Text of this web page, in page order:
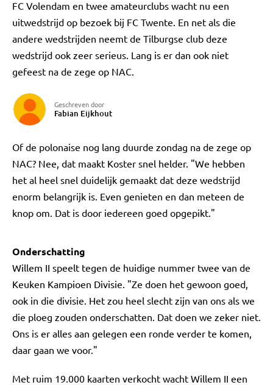
FC Volendam en twee amateurclubs wacht nu een
uitwedstrijd op bezoek bij FC Twente. En net als die
andere wedstrijden neemt de Tilburgse club deze
wedstrijd ook zeer serieus. Lang is er dan ook niet
gefeest na de zege op NAC.
Geschreven door
Fabian Eijkhout
Of de polonaise nog lang duurde zondag na de zege op
NAC? Nee, dat maakt Koster snel helder. "We hebben
het al heel snel duidelijk gemaakt dat deze wedstrijd
enorm belangrijk is. Even genieten en dan meteen de
knop om. Dat is door iedereen goed opgepikt."
Onderschatting
Willem II speelt tegen de huidige nummer twee van de
Keuken Kampioen Divisie. "Ze doen het gewoon goed,
ook in die divisie. Het zou heel slecht zijn van ons als we
die ploeg zouden onderschatten. Dat doen we zeker niet.
Ons is er alles aan gelegen een ronde verder te komen,
daar gaan we voor."
Met ruim 19.000 kaarten verkocht wacht Willem II een